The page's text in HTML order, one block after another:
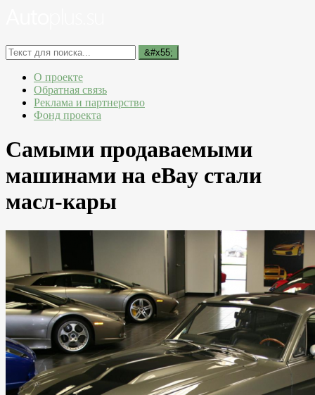
О проекте
Обратная связь
Реклама и партнерство
Фонд проекта
Самыми продаваемыми
машинами на eBay стали
масл-кары